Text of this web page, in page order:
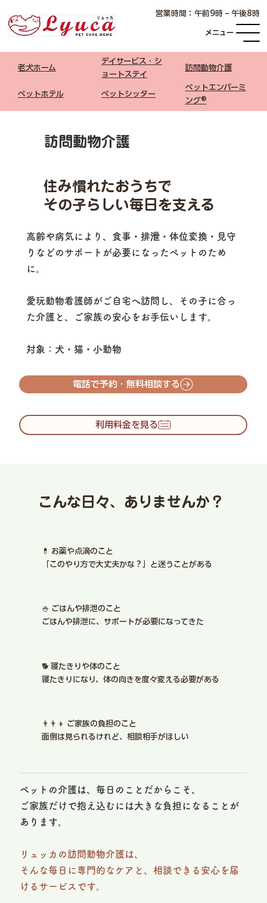
​営業時間：午前9時 – 午後8時
メニュー
訪問動物介護
住み慣れたおうちで
その子らしい毎日を支える
高齢や病気により、食事・排泄・体位変換・見守
りなどのサポートが必要になったペットのため
に。
愛玩動物看護師がご自宅へ訪問し、その子に合っ
た介護と、ご家族の安心をお手伝いします。
​対象：犬・猫・小動物
電話で予約・無料相談する
こんな日々、ありませんか？
💊 お薬や点滴のこと
「このやり方で大丈夫かな？」と迷うことがある
🍚 ごはんや排泄のこと
ごはんや排泄に、サポートが必要になってきた
🐕 寝たきりや体のこと
寝たきりになり、体の向きを度々変える必要がある
👨‍👨‍👦 ご家族の負担のこと
面倒は見られるけれど、相談相手がほしい
ペットの介護は、毎日のことだからこそ、
ご家族だけで抱え込むには大きな負担になることが
あります。
リュッカの訪問動物介護は、
そんな毎日に専門的なケアと、相談できる安心を届
けるサービスです。
老犬ホーム
デイサービス・シ
ョートステイ
​訪問動物介護
ペットホテル ​ペットシッター
ペットエンバーミ
ング®